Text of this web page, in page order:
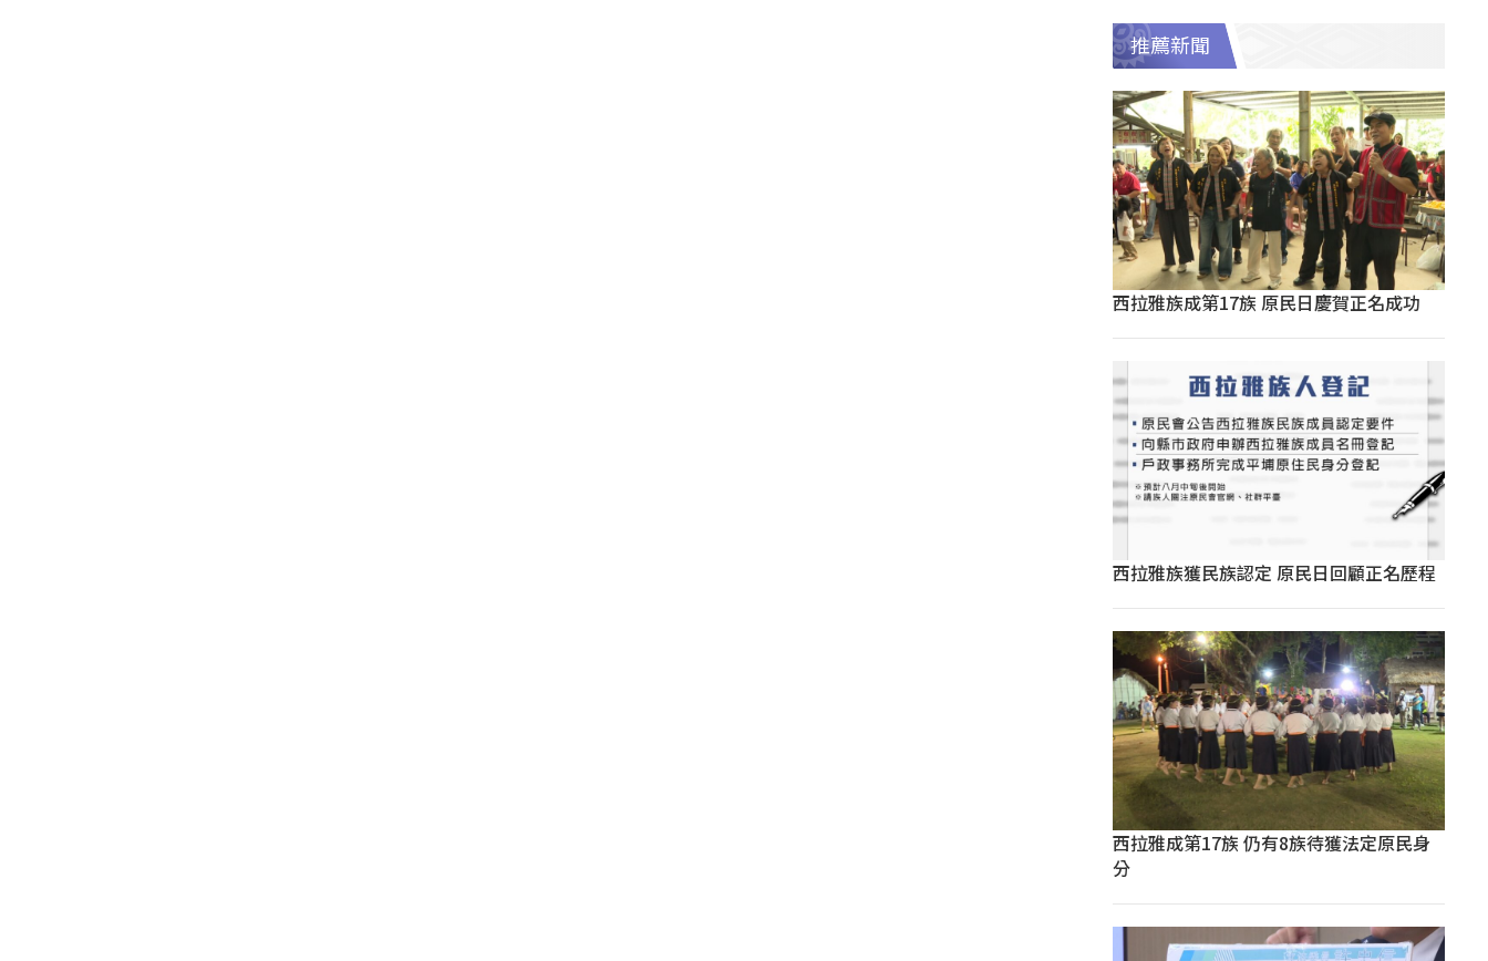
推薦新聞
西拉雅族成第17族 原民日慶賀正名成功
西拉雅族獲民族認定 原民日回顧正名歷程
西拉雅成第17族 仍有8族待獲法定原民身
分